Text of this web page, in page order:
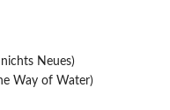
Neues)
Way of Water)